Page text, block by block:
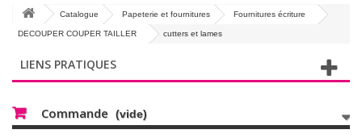
Catalogue Papeterie et fournitures Fournitures écriture
DECOUPER COUPER TAILLER cutters et lames
LIENS PRATIQUES
Commande (vide)